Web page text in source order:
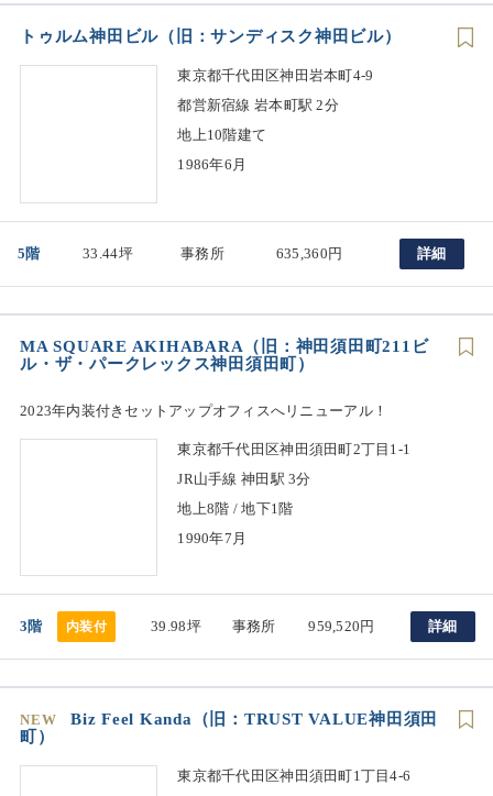
トゥルム神田ビル（旧：サンディスク神田ビル）
東京都千代田区神田岩本町4-9
都営新宿線 岩本町駅 2分
地上10階建て
1986年6月
5階 33.44坪 事務所 635,360円 詳細
MA SQUARE AKIHABARA（旧：神田須田町211ビ
ル・ザ・パークレックス神田須田町）
2023年内装付きセットアップオフィスへリニューアル！
東京都千代田区神田須田町2丁目1-1
JR山手線 神田駅 3分
地上8階 / 地下1階
1990年7月
3階 内装付 39.98坪 事務所 959,520円 詳細
NEW
Biz Feel Kanda（旧：TRUST VALUE神田須田
町）
東京都千代田区神田須田町1丁目4-6